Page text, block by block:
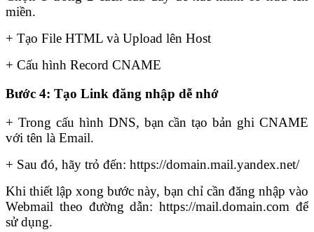
miền.
+ Tạo File HTML và Upload lên Host
+ Cấu hình Record CNAME
Bước 4: Tạo Link đăng nhập dễ nhớ
+ Trong cấu hình DNS, bạn cần tạo bản ghi CNAME
với tên là Email.
+ Sau đó, hãy trỏ đến: https://domain.mail.yandex.net/
Khi thiết lập xong bước này, bạn chỉ cần đăng nhập vào
Webmail theo đường dẫn: https://mail.domain.com để
sử dụng.